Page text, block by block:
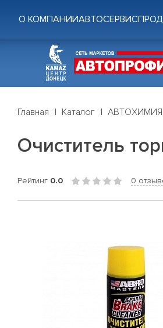
О КОМПАНИИАВТОСЕРВИС
Главная Каталог АВТОХИМИЯ
Очиститель
Рейтинг 0.0 0